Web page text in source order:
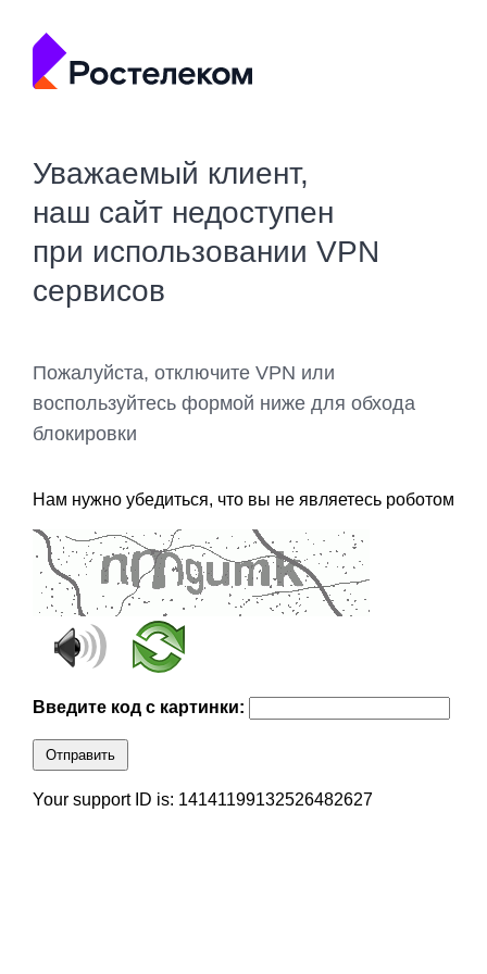
Уважаемый клиент,
наш сайт недоступен
при использовании VPN
сервисов
Пожалуйста, отключите VPN или
воспользуйтесь формой ниже для обхода
блокировки
Нам нужно убедиться, что вы не являетесь роботом
Введите код с картинки:
Отправить
Your support ID is: 14141199132526482627